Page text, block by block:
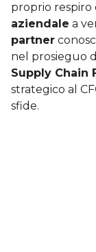
proprio respiro
aziendale a
partner
nel prosieguo
Supply Chain
strategico al
sfide.